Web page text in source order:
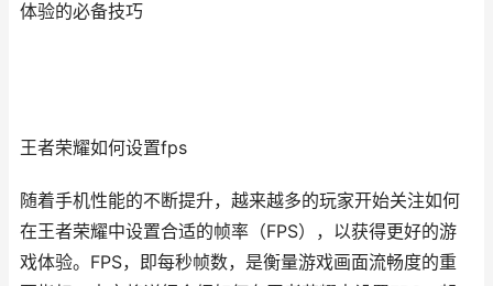
体验的必备技巧
王者荣耀如何设置fps
随着手机性能的不断提升，越来越多的玩家开始关注如何
在王者荣耀中设置合适的帧率（FPS），以获得更好的游
戏体验。FPS，即每秒帧数，是衡量游戏画面流畅度的重